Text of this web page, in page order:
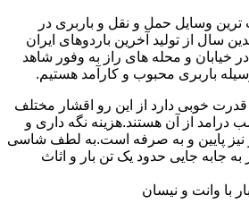
ترین وسایل حمل و نقل و باربری در
سال از تولید آخرین باردوهای ایران
خیابان و محله های راز به وفور شاهد
باربری محبوب و کارآمد هستیم.
قدرت خوبی دارد از این رو اقشار مختلف
درامد از آن هستند.هزینه نگه داری و
نیز پایین و به صرفه است.به لطف شاسی
جابه جایی حدود یک تن بار و اثاث
با وانت و نیسان